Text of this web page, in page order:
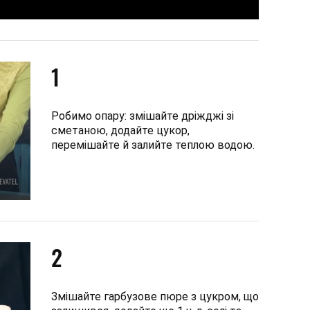
1
Робимо опару: змішайте дріжджі зі
сметаною, додайте цукор,
перемішайте й залийте теплою водою.
2
Змішайте гарбузове пюре з цукром, що